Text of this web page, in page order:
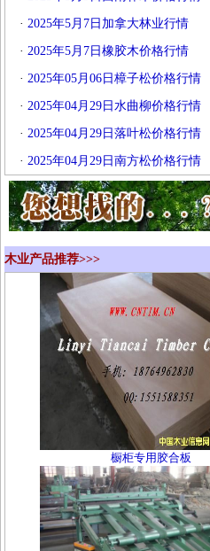
· 2025年5月7日加拿大林业行情
· 2025年5月7日橡胶木价格行情
· 2025年05月06日樟子松价格行情
· 2025年04月29日水曲柳价格行情
· 2025年04月29日落叶松价格行情
· 2025年04月29日南方松价格行情
木业产品推荐>>>
橱柜专用胶合板